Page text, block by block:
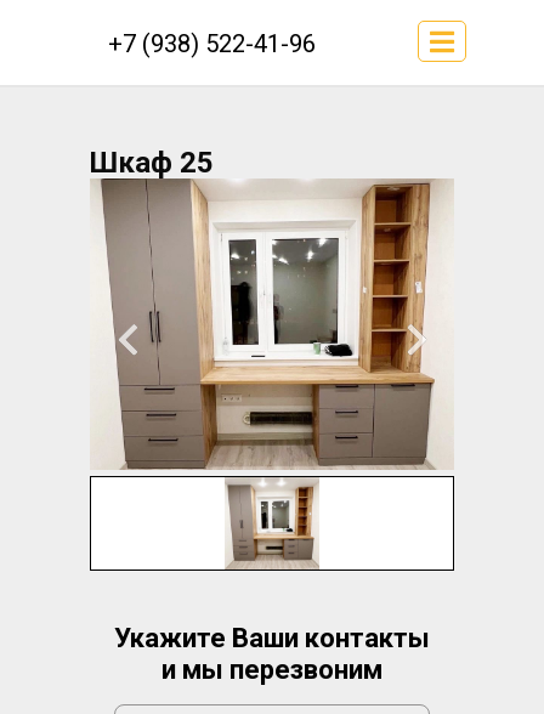
+7 (938) 522-41-96
Шкаф 25
Укажите Ваши контакты
и мы перезвоним